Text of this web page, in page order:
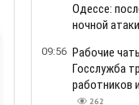
Одессе:
ночной
09:56 Рабочие
Госслужба
работников
262